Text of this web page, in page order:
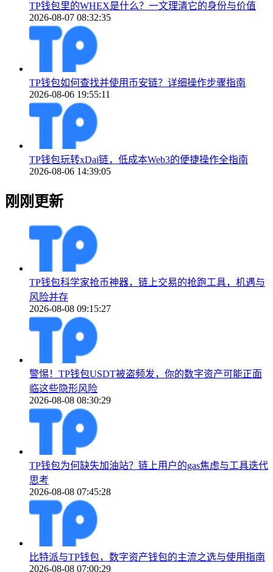
TP钱包里的WHEX是什么？一文理清它的身份与价值
2026-08-07 08:32:35
TP钱包如何查找并使用币安链？详细操作步骤指南
2026-08-06 19:55:11
TP钱包玩转xDai链，低成本Web3的便捷操作全指南
2026-08-06 14:39:05
刚刚更新
TP钱包科学家抢币神器，链上交易的抢跑工具，机遇与
风险并存
2026-08-08 09:15:27
警惕！TP钱包USDT被盗频发，你的数字资产可能正面
临这些隐形风险
2026-08-08 08:30:29
TP钱包为何缺失加油站？链上用户的gas焦虑与工具迭代
思考
2026-08-08 07:45:28
比特派与TP钱包，数字资产钱包的主流之选与使用指南
2026-08-08 07:00:29